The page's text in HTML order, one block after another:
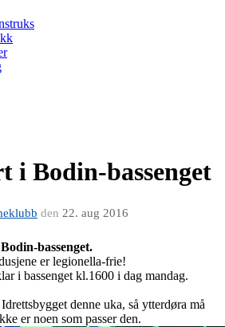
i Bodin-bassenget
den 22. aug 2016
bassenget.
er legionella-frie!
i bassenget kl.1600 i dag mandag.
denne uka, så ytterdøra må
er noen som passer den.